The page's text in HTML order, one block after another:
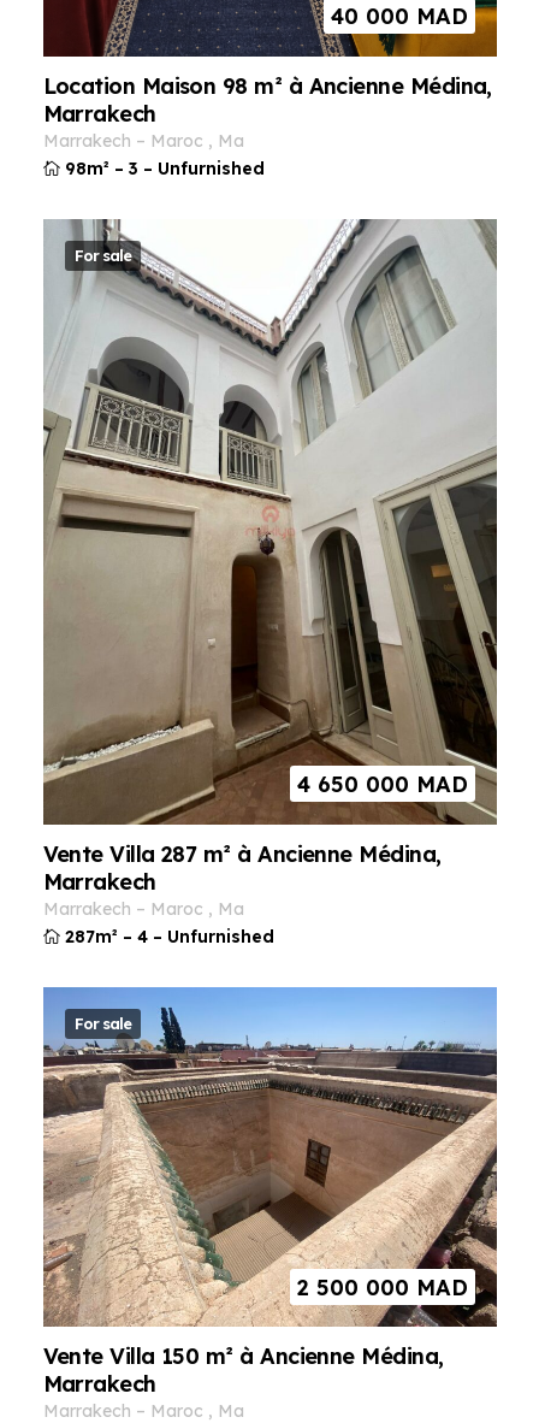
40 000 MAD
Location Maison 98 m² à Ancienne Médina,
Marrakech
marrakech – maroc ,
ma
98m² – 3 – Unfurnished
For sale
4 650 000 MAD
Vente Villa 287 m² à Ancienne Médina,
Marrakech
marrakech – maroc ,
ma
287m² – 4 – Unfurnished
For sale
2 500 000 MAD
Vente Villa 150 m² à Ancienne Médina,
Marrakech
marrakech – maroc , ma